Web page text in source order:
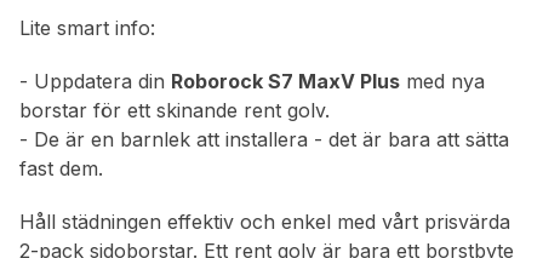
Lite smart info:
- Uppdatera din Roborock S7 MaxV Plus med nya
borstar för ett skinande rent golv.
- De är en barnlek att installera - det är bara att sätta
fast dem.
Håll städningen effektiv och enkel med vårt prisvärda
2-pack sidoborstar. Ett rent golv är bara ett borstbyte